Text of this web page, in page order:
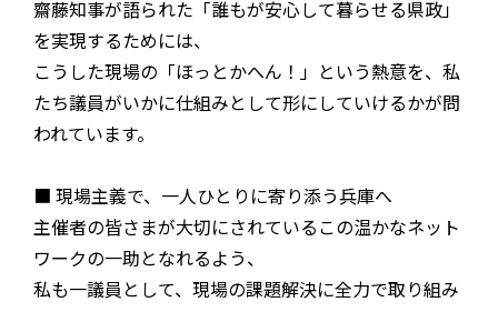
齋藤知事が語られた「誰もが安心して暮らせる県政」
を実現するためには、
こうした現場の「ほっとかへん！」という熱意を、私
たち議員がいかに仕組みとして形にしていけるかが問
われています。
■ 現場主義で、一人ひとりに寄り添う兵庫へ
主催者の皆さまが大切にされているこの温かなネット
ワークの一助となれるよう、
私も一議員として、現場の課題解決に全力で取り組み